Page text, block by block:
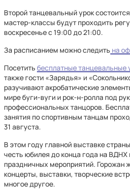
Второй танцевальный урок
мастер-классы будут проходить
воскресенье с 19:00 до 21:00.
За расписанием можно следить на
Посетить бесплатные танцевальные
также гости «Зарядья» и
разучивают акробатические
мире буги-вуги и рок-н-ролла под
профессиональных танцоров.
занятия по спортивным танцам
31 августа.
В этом году главной выставке страны
честь юбилея до конца года на ВДНХ
праздничных мероприятий. Горожан
концерты, выставки, творческие
многое другое.